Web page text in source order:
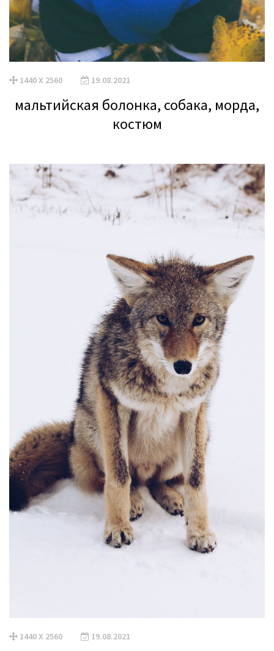
1440 X 2560 19.08.2021
мальтийская болонка, собака, морда,
костюм
1440 X 2560 19.08.2021